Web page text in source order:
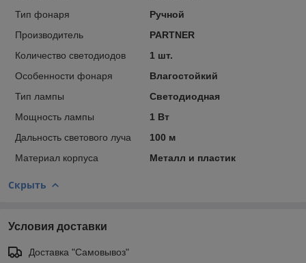
Тип фонаря
Ручной
Производитель
PARTNER
Количество светодиодов
1 шт.
Особенности фонаря
Влагостойкий
Тип лампы
Светодиодная
Мощность лампы
1 Вт
Дальность светового луча
100 м
Материал корпуса
Металл и пластик
Скрыть
Условия доставки
Доставка "Самовывоз"